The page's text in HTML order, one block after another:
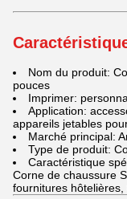
Nom du produit:
pouces
Imprimer:
Application:
appareils jetables
Marché principal:
Type de produit:
Caractéristique
Corne de chaussure
fournitures